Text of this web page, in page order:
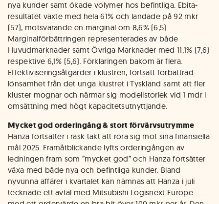
nya kunder samt ökade volymer hos befintliga. Ebita-
resultatet växte med hela 61% och landade på 92 mkr
(57), motsvarande en marginal om 8,6% (6,5).
Marginalförbättringen representerades av både
Huvudmarknader samt Övriga Marknader med 11,1% (7,6)
respektive 6,1% (5,6). Förklaringen bakom är flera.
Effektiviseringsåtgärder i klustren, fortsatt förbättrad
lönsamhet från det unga klustret i Tyskland samt att fler
kluster mognar och närmar sig modellstorlek vid 1 mdr i
omsättning med högt kapacitetsutnyttjande.
Mycket god orderingång & stort förvärvsutrymme
Hanza fortsätter i rask takt att röra sig mot sina finansiella
mål 2025. Framåtblickande lyfts orderingången av
ledningen fram som ”mycket god” och Hanza fortsätter
växa med både nya och befintliga kunder. Bland
nyvunna affärer i kvartalet kan nämnas att Hanza i juli
tecknade ett avtal med Mitsubishi Logisnext Europe